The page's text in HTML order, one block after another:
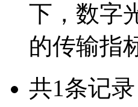
下，数字
的传输指
共1条记录